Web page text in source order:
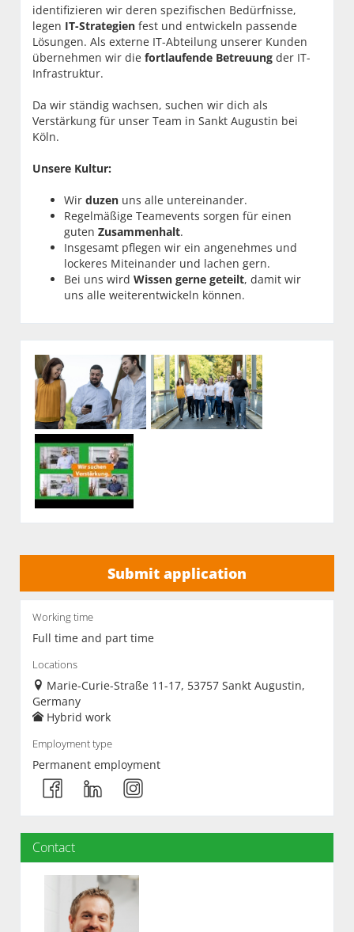
identifizieren wir deren spezifischen Bedürfnisse,
legen IT-Strategien fest und entwickeln passende
Lösungen. Als externe IT-Abteilung unserer Kunden
übernehmen wir die fortlaufende Betreuung der IT-
Infrastruktur.
Da wir ständig wachsen, suchen wir dich als
Verstärkung für unser Team in Sankt Augustin bei
Köln.
Unsere Kultur:
Wir duzen uns alle untereinander.
Regelmäßige Teamevents sorgen für einen
guten Zusammenhalt.
Insgesamt pflegen wir ein angenehmes und
lockeres Miteinander und lachen gern.
Bei uns wird Wissen gerne geteilt, damit wir
uns alle weiterentwickeln können.
Submit application
Working time
Full time and part time
Locations
Marie-Curie-Straße 11-17, 53757 Sankt Augustin,
Germany
Hybrid work
Employment type
Permanent employment
Contact